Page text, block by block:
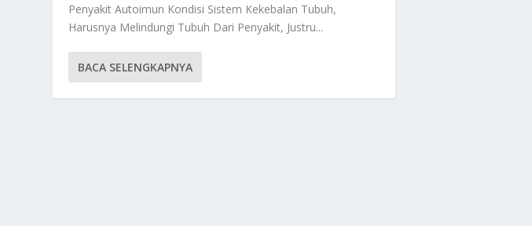
Penyakit Autoimun Kondisi Sistem Kekebalan Tubuh,
Harusnya Melindungi Tubuh Dari Penyakit, Justru...
BACA SELENGKAPNYA